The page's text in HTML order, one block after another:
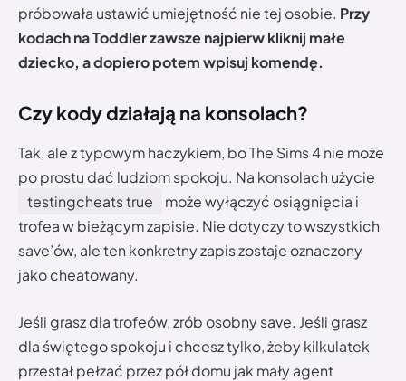
próbowała ustawić umiejętność nie tej osobie. Przy
kodach na Toddler zawsze najpierw kliknij małe
dziecko, a dopiero potem wpisuj komendę.
Czy kody działają na konsolach?
Tak, ale z typowym haczykiem, bo The Sims 4 nie może
po prostu dać ludziom spokoju. Na konsolach użycie
testingcheats true
może wyłączyć osiągnięcia i
trofea w bieżącym zapisie. Nie dotyczy to wszystkich
save’ów, ale ten konkretny zapis zostaje oznaczony
jako cheatowany.
Jeśli grasz dla trofeów, zrób osobny save. Jeśli grasz
dla świętego spokoju i chcesz tylko, żeby kilkulatek
przestał pełzać przez pół domu jak mały agent